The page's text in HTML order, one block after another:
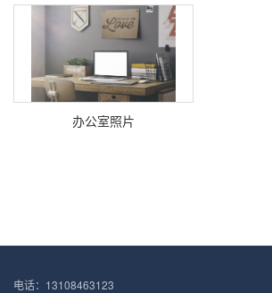
办公室照片
电话：13108463123